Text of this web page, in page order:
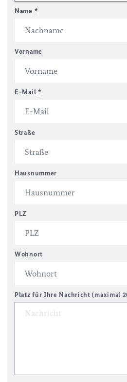
Name *
Vorname
E-Mail *
Straße
Hausnummer
PLZ
Wohnort
Platz für Ihre Nachricht (maximal